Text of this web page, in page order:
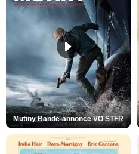
Mutiny Bande-annonce VO STFR